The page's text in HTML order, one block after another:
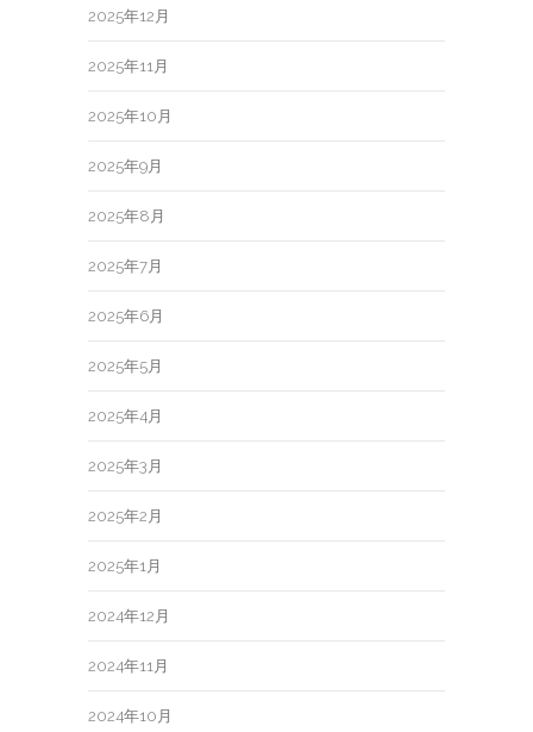
2025年12月
2025年11月
2025年10月
2025年9月
2025年8月
2025年7月
2025年6月
2025年5月
2025年4月
2025年3月
2025年2月
2025年1月
2024年12月
2024年11月
2024年10月